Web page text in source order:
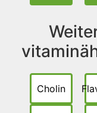
Cholin